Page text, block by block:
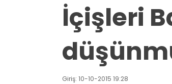
İçişleri
Giriş: 10-10-2015 19:28